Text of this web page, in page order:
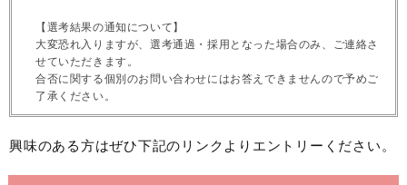
【選考結果の通知について】
大変恐れ入りますが、選考通過・採用となった場合のみ、ご連絡さ
せていただきます。
合否に関する個別のお問い合わせにはお答えできませんので予めご
了承ください。
興味のある方はぜひ下記のリンクよりエントリーください。